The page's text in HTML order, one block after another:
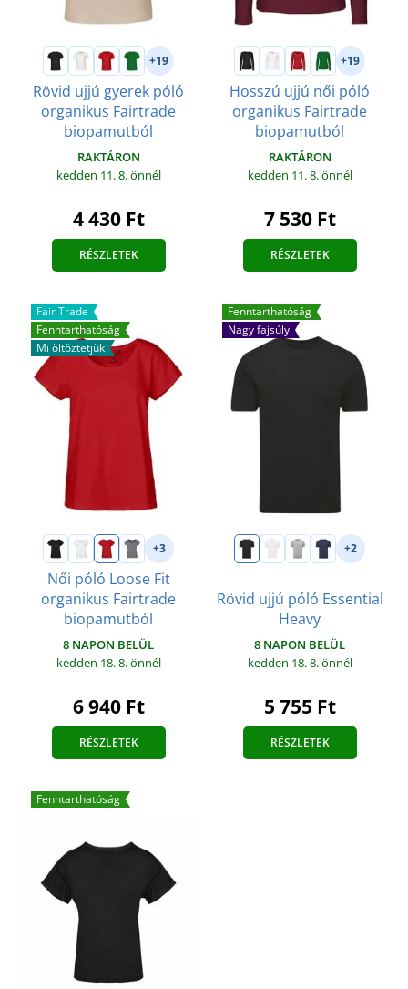
+19
Rövid ujjú gyerek póló
organikus Fairtrade
biopamutból
RAKTÁRON
kedden 11. 8.önnél
4 430 Ft
RÉSZLETEK
+19
Hosszú ujjú női póló
organikus Fairtrade
biopamutból
RAKTÁRON
kedden 11. 8.önnél
7 530 Ft
RÉSZLETEK
Fair Trade
Fenntarthatóság
Mi öltöztetjük
+3
Női póló Loose Fit
organikus Fairtrade
biopamutból
8 NAPON BELÜL
kedden 18. 8.önnél
6 940 Ft
RÉSZLETEK
Fenntarthatóság
Nagy fajsúly
+2
Rövid ujjú póló Essential
Heavy
8 NAPON BELÜL
kedden 18. 8.önnél
5 755 Ft
RÉSZLETEK
Fenntarthatóság